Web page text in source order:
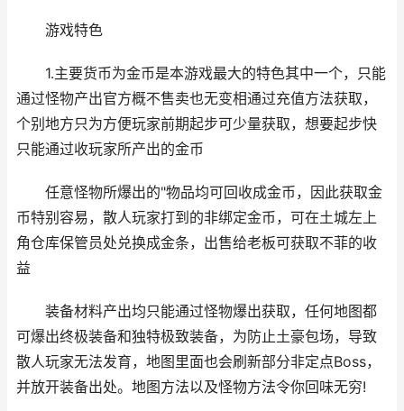
游戏特色
1.主要货币为金币是本游戏最大的特色其中一个，只能
通过怪物产出官方概不售卖也无变相通过充值方法获取，
个别地方只为方便玩家前期起步可少量获取，想要起步快
只能通过收玩家所产出的金币
任意怪物所爆出的"物品均可回收成金币，因此获取金
币特别容易，散人玩家打到的非绑定金币，可在土城左上
角仓库保管员处兑换成金条，出售给老板可获取不菲的收
益
装备材料产出均只能通过怪物爆出获取，任何地图都
可爆出终极装备和独特极致装备，为防止土豪包场，导致
散人玩家无法发育，地图里面也会刷新部分非定点Boss，
并放开装备出处。地图方法以及怪物方法令你回味无穷!